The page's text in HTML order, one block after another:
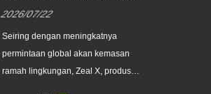
Membantu Merek Global
Menggantikan Kemasan Plastik
Sekali Pakai
2026/07/22
Seiring dengan meningkatnya
permintaan global akan kemasan
ramah lingkungan, Zeal X, produsen